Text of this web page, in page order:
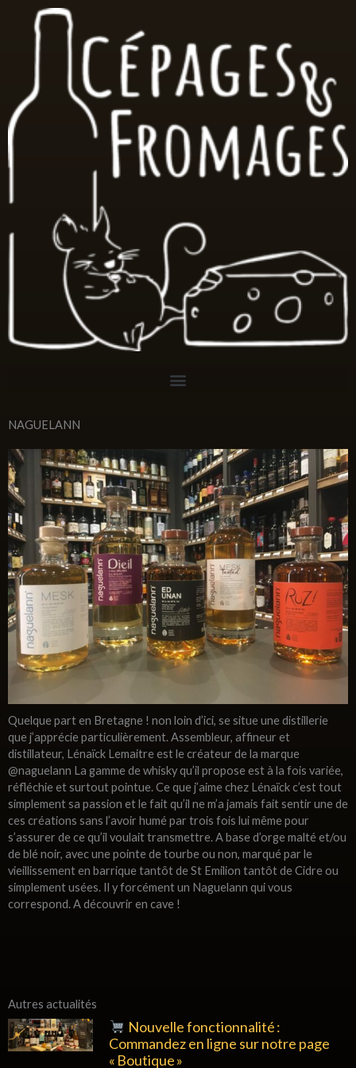
NAGUELANN
Quelque part en Bretagne ! non loin d’ici, se situe une distillerie
que j’apprécie particulièrement. Assembleur, affineur et
distillateur, Lénaïck Lemaitre est le créateur de la marque
@naguelann La gamme de whisky qu’il propose est à la fois variée,
réfléchie et surtout pointue. Ce que j’aime chez Lénaïck c’est tout
simplement sa passion et le fait qu’il ne m’a jamais fait sentir une de
ces créations sans l’avoir humé par trois fois lui même pour
s’assurer de ce qu’il voulait transmettre. A base d’orge malté et/ou
de blé noir, avec une pointe de tourbe ou non, marqué par le
vieillissement en barrique tantôt de St Emilion tantôt de Cidre ou
simplement usées. Il y forcément un Naguelann qui vous
correspond. A découvrir en cave !
Autres actualités
Nouvelle fonctionnalité :
Commandez en ligne sur notre page
« Boutique »